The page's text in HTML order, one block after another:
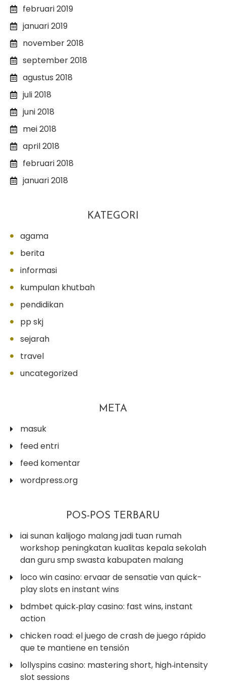
februari 2019
januari 2019
november 2018
september 2018
agustus 2018
juli 2018
juni 2018
mei 2018
april 2018
februari 2018
januari 2018
KATEGORI
agama
berita
informasi
kumpulan khutbah
pendidikan
pp skj
sejarah
travel
uncategorized
META
masuk
feed entri
feed komentar
wordpress.org
POS-POS TERBARU
iai sunan kalijogo malang jadi tuan rumah
workshop peningkatan kualitas kepala sekolah
dan guru smp swasta kabupaten malang
loco win casino: ervaar de sensatie van quick-
play slots en instant wins
bdmbet quick‑play casino: fast wins, instant
action
chicken road: el juego de crash de juego rápido
que te mantiene en tensión
lollyspins casino: mastering short, high‑intensity
slot sessions